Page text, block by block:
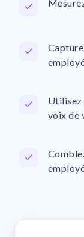
Utilisez
voix de